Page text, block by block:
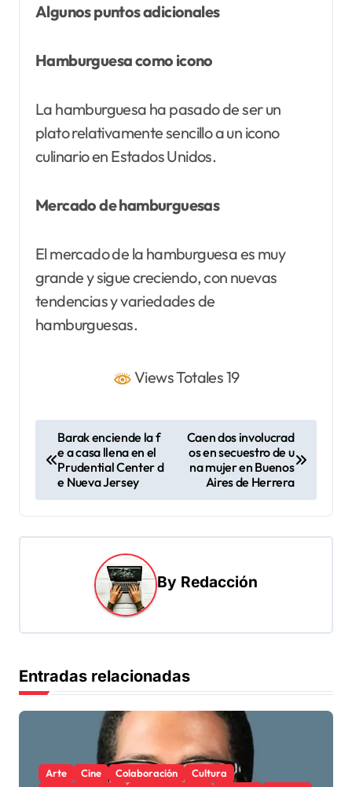
Algunos puntos adicionales
Hamburguesa como icono
La hamburguesa ha pasado de ser un
plato relativamente sencillo a un icono
culinario en Estados Unidos.
Mercado de hamburguesas
El mercado de la hamburguesa es muy
grande y sigue creciendo, con nuevas
tendencias y variedades de
hamburguesas.
Views Totales 19
e
g
ó
n
d
e
n
Barak enciende la f
e a casa llena en el
Prudential Center d
e Nueva Jersey
Caen dos involucrad
os en secuestro de u
na mujer en Buenos
Aires de Herrera
By Redacción
Entradas relacionadas
Arte Cine Colaboración
Cultura